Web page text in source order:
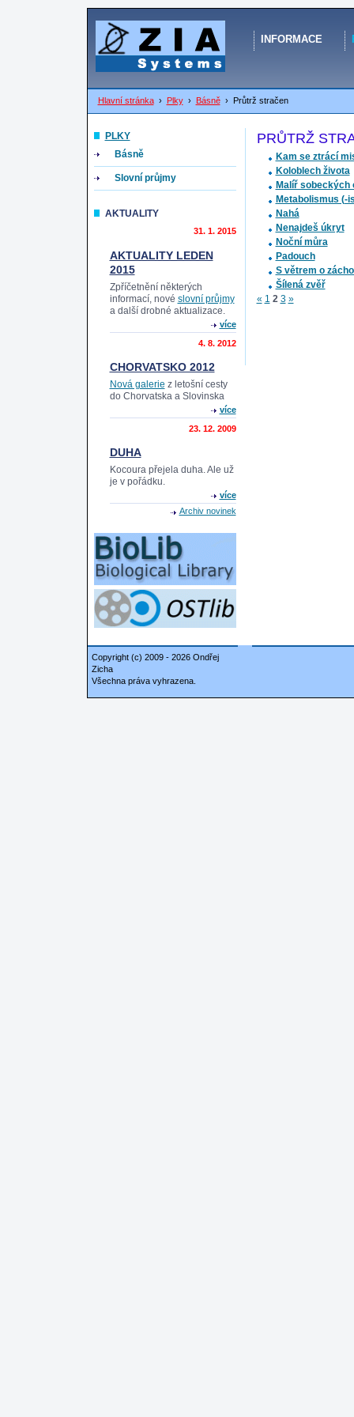
PRŮTRŽ
Kam se ztrácí
Koloblech života
Malíř sobeckých
Metabolismus (-
Nahá
Nenajdeš úkryt
Noční můra
Padouch
S větrem o
Šílená zvěř
« 1 2 3 »
Hlavní stránka› Plky› Básně› Průtrž stračen
INFORMACE
PLKY
Básně
Slovní průjmy
AKTUALITY
31. 1. 2015
AKTUALITY LEDEN
2015
Zpříčetnění některých
informací, nové slovní průjmy
a další drobné aktualizace.
více
4. 8. 2012
CHORVATSKO 2012
Nová galerie z letošní cesty
do Chorvatska a Slovinska
více
23. 12. 2009
DUHA
Kocoura přejela duha. Ale už
je v pořádku.
více
Archiv novinek
Copyright (c) 2009 - 2026 Ondřej
Zicha
Všechna práva vyhrazena.